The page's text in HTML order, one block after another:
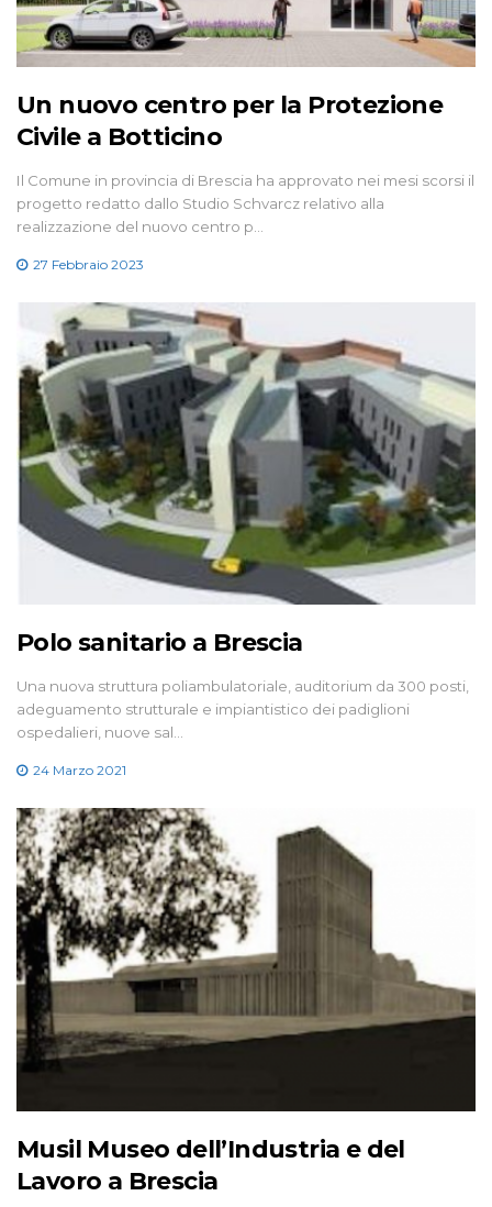
Un nuovo centro per la Protezione
Civile a Botticino
Il Comune in provincia di Brescia ha approvato nei mesi scorsi il
progetto redatto dallo Studio Schvarcz relativo alla
realizzazione del nuovo centro p…
27 Febbraio 2023
Polo sanitario a Brescia
Una nuova struttura poliambulatoriale, auditorium da 300 posti,
adeguamento strutturale e impiantistico dei padiglioni
ospedalieri, nuove sal…
24 Marzo 2021
Musil Museo dell’Industria e del
Lavoro a Brescia